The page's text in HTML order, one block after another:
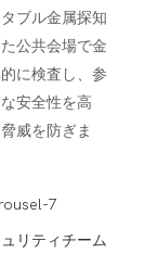
ブル金属探知
公共会場で金
に検査し、参
安全性を高
威を防ぎま
リティチーム